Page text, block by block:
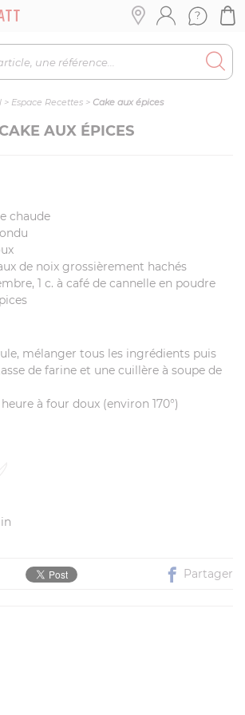
> Espace Recettes> Cake aux épices
AUX ÉPICES
chaude
de noix grossièrement hachés
1 c. à café de cannelle en poudre
mélanger tous les ingrédients puis
de farine et une cuillère à soupe de
à four doux (environ 170°)
Partager